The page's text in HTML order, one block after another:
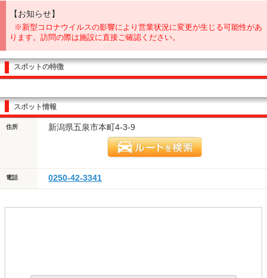
【お知らせ】
※新型コロナウイルスの影響により営業状況に変更が生じる可能性があ
ります。訪問の際は施設に直接ご確認ください。
スポットの特徴
スポット情報
住所 新潟県五泉市本町4-3-9
電話 0250-42-3341